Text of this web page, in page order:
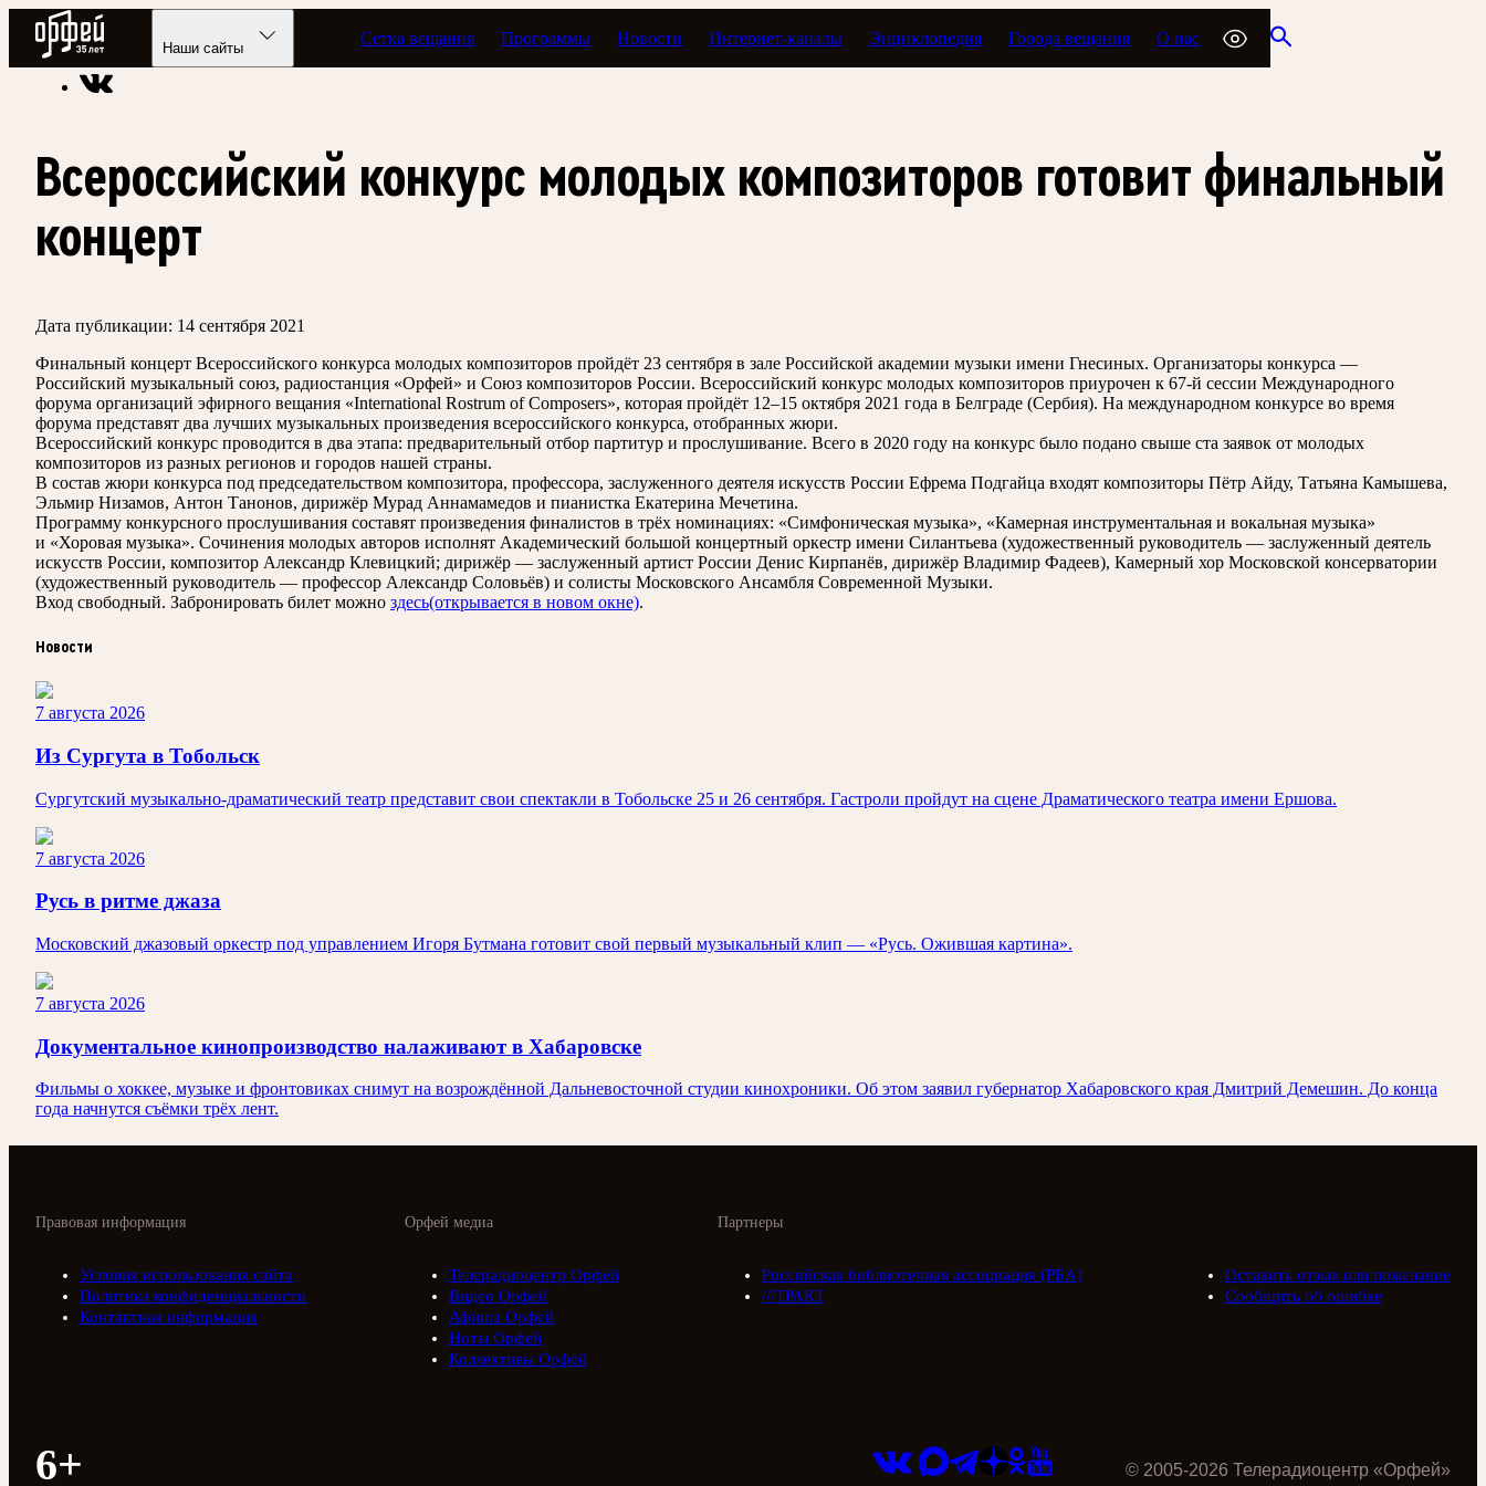
Радио Орфей
Наши сайты
Сетка вещания Программы Новости Интернет-каналы Энциклопедия Города вещания О нас
Радио классической музыки «Орфей» Новости
Всероссийский конкурс молодых композиторов готовит финальный
концерт
Дата публикации: 14 сентября 2021
Финальный концерт Всероссийского конкурса молодых композиторов пройдёт 23 сентября в зале Российской академии музыки имени Гнесиных. Организаторы конкурса —
Российский музыкальный союз, радиостанция «Орфей» и Союз композиторов России. Всероссийский конкурс молодых композиторов приурочен к 67-й сессии Международного
форума организаций эфирного вещания «International Rostrum of Composers», которая пройдёт 12–15 октября 2021 года в Белграде (Сербия). На международном конкурсе во время
форума представят два лучших музыкальных произведения всероссийского конкурса, отобранных жюри.
Всероссийский конкурс проводится в два этапа: предварительный отбор партитур и прослушивание. Всего в 2020 году на конкурс было подано свыше ста заявок от молодых
композиторов из разных регионов и городов нашей страны.
В состав жюри конкурса под председательством композитора, профессора, заслуженного деятеля искусств России Ефрема Подгайца входят композиторы Пётр Айду, Татьяна Камышева,
Эльмир Низамов, Антон Танонов, дирижёр Мурад Аннамамедов и пианистка Екатерина Мечетина.
Программу конкурсного прослушивания составят произведения финалистов в трёх номинациях: «Симфоническая музыка», «Камерная инструментальная и вокальная музыка»
и «Хоровая музыка». Сочинения молодых авторов исполнят Академический большой концертный оркестр имени Силантьева (художественный руководитель — заслуженный деятель
искусств России, композитор Александр Клевицкий; дирижёр — заслуженный артист России Денис Кирпанёв, дирижёр Владимир Фадеев), Камерный хор Московской консерватории
(художественный руководитель — профессор Александр Соловьёв) и солисты Московского Ансамбля Современной Музыки.
Вход свободный. Забронировать билет можно здесь(открывается в новом окне).
Новости
7 августа 2026
Из Сургута в Тобольск
Сургутский музыкально-драматический театр представит свои спектакли в Тобольске 25 и 26 сентября. Гастроли пройдут на сцене Драматического театра имени Ершова.
7 августа 2026
Русь в ритме джаза
Московский джазовый оркестр под управлением Игоря Бутмана готовит свой первый музыкальный клип — «Русь. Ожившая картина».
7 августа 2026
Документальное кинопроизводство налаживают в Хабаровске
Фильмы о хоккее, музыке и фронтовиках снимут на возрождённой Дальневосточной студии кинохроники. Об этом заявил губернатор Хабаровского края Дмитрий Демешин. До конца
года начнутся съёмки трёх лент.
Орфей медиа
Телерадиоцентр Орфей
Видео Орфей
Афиша Орфей
Ноты Орфей
Коллективы Орфей
Партнеры
Российская библиотечная ассоциация (РБА)
///ТРАКТ
Правовая информация
Условия использования сайта
Политика конфиденциальности
Контактная информация
Оставить отзыв или пожелание
Сообщить об ошибке
6+ © 2005-2026 Телерадиоцентр «Орфей»